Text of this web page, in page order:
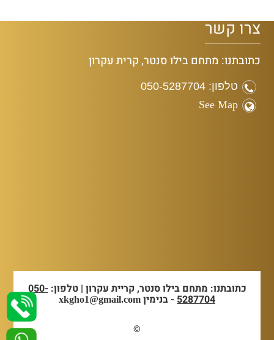
צרו קשר
כתובתנו: מתחם בילו סנטר, קרית עקרון
טלפון: 050-5287704
See Map
כתובתנו: מתחם בילו סנטר, קריית עקרון | טלפון:050-
5287704- בנימין xkgho1@gmail.com
©